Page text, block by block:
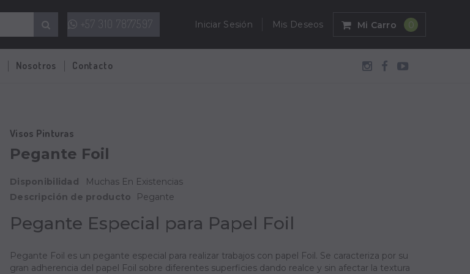
Mi Carro 0
Iniciar Sesión Mis Deseos
+57 310 7877597
Nosotros Contacto
Visos Pinturas
Pegante Foil
Disponibilidad
Muchas En Existencias
Descripción de producto
Pegante
Pegante Especial para Papel Foil
Pegante Foil es un pegante especial para realizar trabajos con papel Foil. Se caracteriza por su
gran adherencia del papel Foil sobre diferentes superficies dando realce y sin afectar la textura